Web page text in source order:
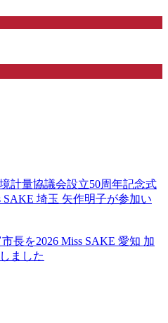
計量協議会設立50周年記念式
SAKE 埼玉 矢作明子が参加い
長を2026 Miss SAKE 愛知 加
ました